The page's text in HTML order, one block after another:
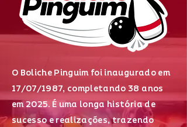
O Boliche Pinguim foi inaugurado em
17/07/1987, completando 38 anos
em 2025. É uma longa história de
sucesso e realizações, trazendo